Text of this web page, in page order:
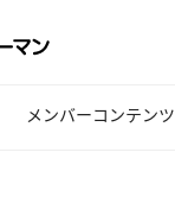
メンバーコンテンツ